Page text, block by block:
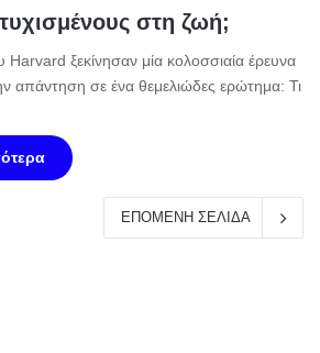
στη ζωή;
Harvard ξεκίνησαν μία κολοσσιαία έρευνα
απάντηση σε ένα θεμελιώδες ερώτημα: Τι
ΕΠΟΜΕΝΗ ΣΕΛΙΔΑ